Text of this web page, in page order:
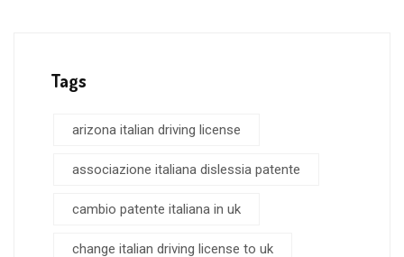
Tags
arizona italian driving license
associazione italiana dislessia patente
cambio patente italiana in uk
change italian driving license to uk